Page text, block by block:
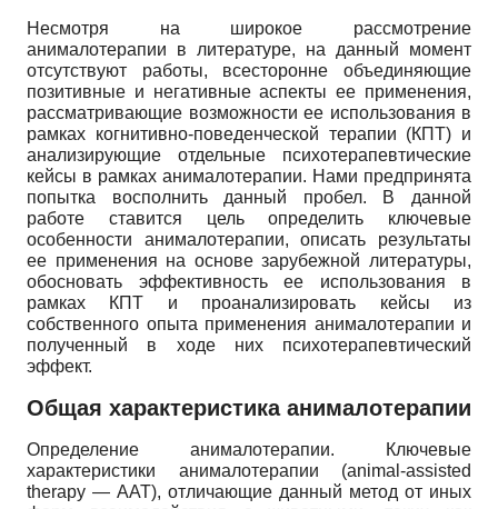
Несмотря на широкое рассмотрение
анималотерапии в литературе, на данный момент
отсутствуют работы, всесторонне объединяющие
позитивные и негативные аспекты ее применения,
рассматривающие возможности ее использования в
рамках когнитивно-поведенческой терапии (КПТ) и
анализирующие отдельные психотерапевтические
кейсы в рамках анималотерапии. Нами предпринята
попытка восполнить данный пробел. В данной
работе ставится цель определить ключевые
особенности анималотерапии, описать результаты
ее применения на основе зарубежной литературы,
обосновать эффективность ее использования в
рамках КПТ и проанализировать кейсы из
собственного опыта применения анималотерапии и
полученный в ходе них психотерапевтический
эффект.
Общая характеристика анималотерапии
Определение анималотерапии. Ключевые
характеристики анималотерапии (animal-assisted
therapy — AAT), отличающие данный метод от иных